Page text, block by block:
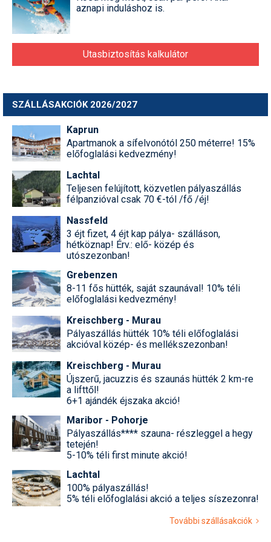
Síszerviz
Snowboard
Sportorvos
Szakértők
Szánkó
Szótárak
Telemark
Termékajánló
Történelem
Túrasí
Utasbiztosítás
Utazási tippek
Wellness
aznapi induláshoz is.
Utasbiztosítás kalkulátor
SZÁLLÁSAKCIÓK 2026/2027
Kaprun
Apartmanok a sífelvonótól 250 méterre! 15%
előfoglalási kedvezmény!
Lachtal
Teljesen felújított, közvetlen pályaszállás
félpanzióval csak 70 €-tól /fő /éj!
Nassfeld
3 éjt fizet, 4 éjt kap pálya- szálláson,
hétköznap! Érv.: elő- közép és
utószezonban!
Grebenzen
8-11 fős hütték, saját szaunával! 10% téli
előfoglalási kedvezmény!
Kreischberg - Murau
Pályaszállás hütték 10% téli előfoglalási
akcióval közép- és mellékszezonban!
Kreischberg - Murau
Újszerű, jacuzzis és szaunás hütték 2 km-re
a lifttől!
6+1 ajándék éjszaka akció!
Maribor - Pohorje
Pályaszállás**** szauna- részleggel a hegy
tetején!
5-10% téli first minute akció!
Lachtal
100% pályaszállás!
5% téli előfoglalási akció a teljes síszezonra!
További szállásakciók